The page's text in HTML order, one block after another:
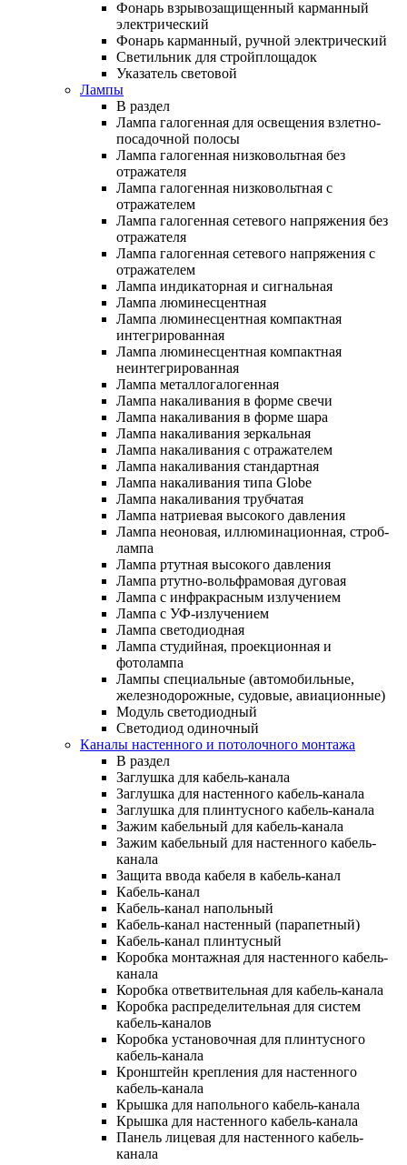
Фонарь взрывозащищенный карманный
электрический
Фонарь карманный, ручной электрический
Светильник для стройплощадок
Указатель световой
Лампы
В раздел
Лампа галогенная для освещения взлетно-
посадочной полосы
Лампа галогенная низковольтная без
отражателя
Лампа галогенная низковольтная с
отражателем
Лампа галогенная сетевого напряжения без
отражателя
Лампа галогенная сетевого напряжения с
отражателем
Лампа индикаторная и сигнальная
Лампа люминесцентная
Лампа люминесцентная компактная
интегрированная
Лампа люминесцентная компактная
неинтегрированная
Лампа металлогалогенная
Лампа накаливания в форме свечи
Лампа накаливания в форме шара
Лампа накаливания зеркальная
Лампа накаливания с отражателем
Лампа накаливания стандартная
Лампа накаливания типа Globe
Лампа накаливания трубчатая
Лампа натриевая высокого давления
Лампа неоновая, иллюминационная, строб-
лампа
Лампа ртутная высокого давления
Лампа ртутно-вольфрамовая дуговая
Лампа с инфракрасным излучением
Лампа с УФ-излучением
Лампа светодиодная
Лампа студийная, проекционная и
фотолампа
Лампы специальные (автомобильные,
железнодорожные, судовые, авиационные)
Модуль светодиодный
Светодиод одиночный
Каналы настенного и потолочного монтажа
В раздел
Заглушка для кабель-канала
Заглушка для настенного кабель-канала
Заглушка для плинтусного кабель-канала
Зажим кабельный для кабель-канала
Зажим кабельный для настенного кабель-
канала
Защита ввода кабеля в кабель-канал
Кабель-канал
Кабель-канал напольный
Кабель-канал настенный (парапетный)
Кабель-канал плинтусный
Коробка монтажная для настенного кабель-
канала
Коробка ответвительная для кабель-канала
Коробка распределительная для систем
кабель-каналов
Коробка установочная для плинтусного
кабель-канала
Кронштейн крепления для настенного
кабель-канала
Крышка для напольного кабель-канала
Крышка для настенного кабель-канала
Панель лицевая для настенного кабель-
канала